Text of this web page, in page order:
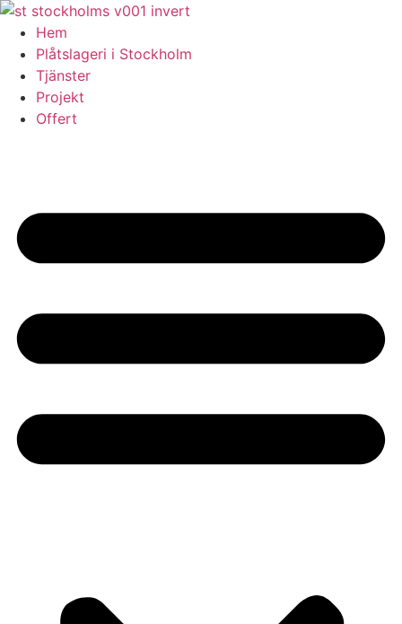
Skip
content
Hem
Plåtslageri i Stockholm
Tjänster
Projekt
Offert